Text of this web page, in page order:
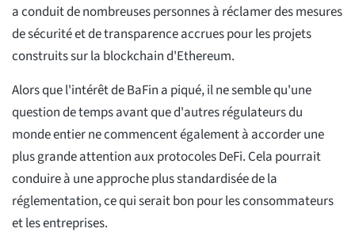
a conduit de nombreuses personnes à réclamer des mesures
de sécurité et de transparence accrues pour les projets
construits sur la blockchain d'Ethereum.
Alors que l'intérêt de BaFin a piqué, il ne semble qu'une
question de temps avant que d'autres régulateurs du
monde entier ne commencent également à accorder une
plus grande attention aux protocoles DeFi. Cela pourrait
conduire à une approche plus standardisée de la
réglementation, ce qui serait bon pour les consommateurs
et les entreprises.